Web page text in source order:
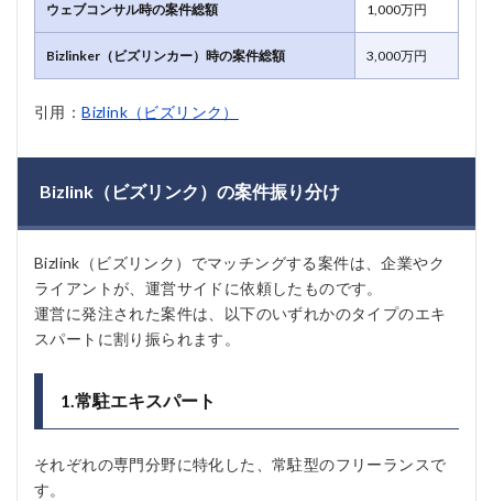
ウェブコンサル時の案件総額 1,000万円
Bizlinker（ビズリンカー）時の案件総額 3,000万円
引用：Bizlink（ビズリンク）
Bizlink（ビズリンク）の案件振り分け
Bizlink（ビズリンク）でマッチングする案件は、企業やク
ライアントが、運営サイドに依頼したものです。
運営に発注された案件は、以下のいずれかのタイプのエキ
スパートに割り振られます。
1.常駐エキスパート
それぞれの専門分野に特化した、常駐型のフリーランスで
す。